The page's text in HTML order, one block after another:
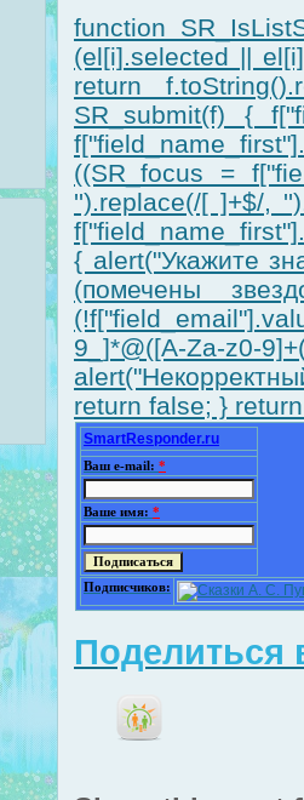
function
(el[i].selected ||
return
SR_submit(f) {
((SR_focus =
'').replace(/[ ]+$/,
{ alert("Укажите
(помечены
9_]*@([A-Za-z0-
return false; }
SmartResponder.ru
Ваш e-mail: *
Ваше имя: *
Подписчиков:
Поделиться